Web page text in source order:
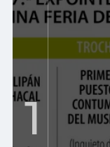
1